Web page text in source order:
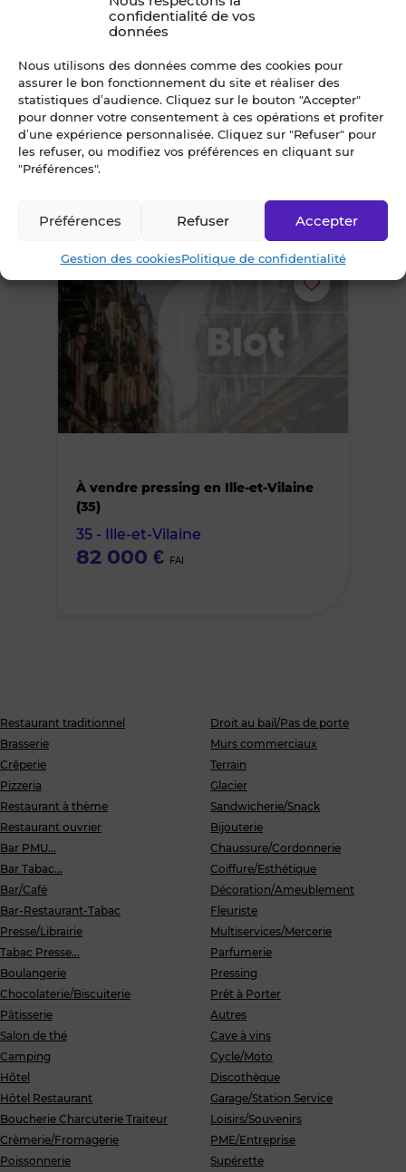
confidentialité de vos
données
Nous utilisons des données comme des cookies pour
assurer le bon fonctionnement du site et réaliser des
statistiques d’audience. Cliquez sur le bouton "Accepter"
pour donner votre consentement à ces opérations et profiter
d’une expérience personnalisée. Cliquez sur "Refuser" pour
les refuser, ou modifiez vos préférences en cliquant sur
"Préférences".
Accepter
Refuser
Préférences
Gestion des cookiesPolitique de confidentialité
bien
des
Achat pressing et ses murs
commerciaux Finistère (29)
29 - Finistère
Ajouter
À vendre pressing en Ille-et-Vilaine
(35)
35 - Ille-et-Vilaine
82 000 € FAI
Restaurant traditionnel
Brasserie
Crêperie
Pizzeria
Restaurant à thème
Restaurant ouvrier
Bar PMU...
Bar Tabac...
Bar/Café
Bar-Restaurant-Tabac
Presse/Librairie
Tabac Presse...
Boulangerie
Chocolaterie/Biscuiterie
Pâtisserie
Salon de thé
Camping
Hôtel
Hôtel Restaurant
Boucherie Charcuterie Traiteur
Crèmerie/Fromagerie
Poissonnerie
Droit au bail/Pas de porte
Murs commerciaux
Terrain
Glacier
Sandwicherie/Snack
Bijouterie
Chaussure/Cordonnerie
Coiffure/Esthétique
Décoration/Ameublement
Fleuriste
Multiservices/Mercerie
Parfumerie
Pressing
Prêt à Porter
Autres
Cave à vins
Cycle/Moto
Discothèque
Garage/Station Service
Loisirs/Souvenirs
PME/Entreprise
Supérette